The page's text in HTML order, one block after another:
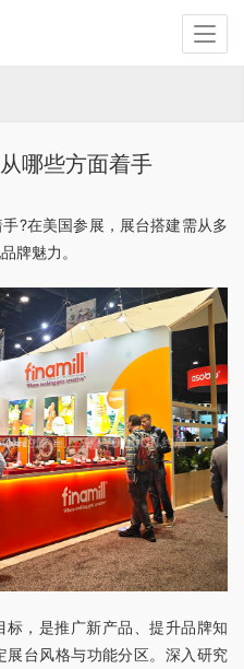
哪些方面着手
?在美国参展，展台搭建需从多
牌魅力。
，是推广新产品、提升品牌知
台风格与功能分区。深入研究